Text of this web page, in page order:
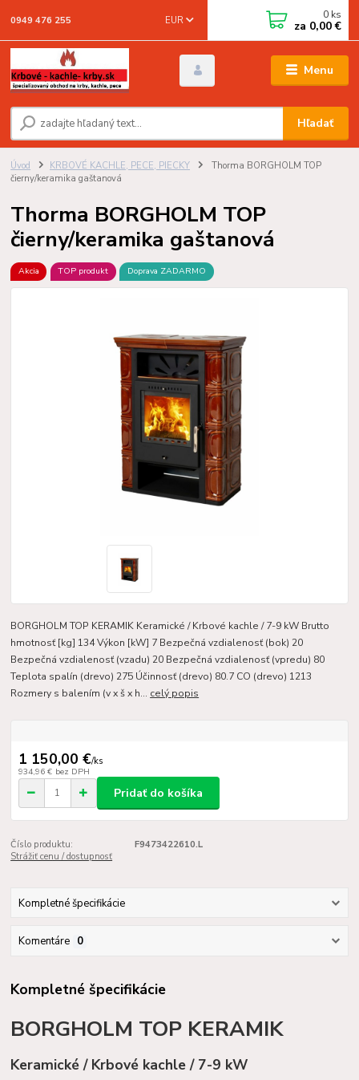
Menu
EUR
Hľadať
0949 476 255 0 ks
za 0,00 €
Úvod KRBOVÉ KACHLE, PECE, PIECKY
Thorma BORGHOLM TOP
čierny/keramika gaštanová
Thorma BORGHOLM TOP
čierny/keramika gaštanová
Akcia TOP produkt Doprava ZADARMO
BORGHOLM TOP KERAMIK Keramické / Krbové kachle / 7-9 kW Brutto
hmotnosť [kg] 134 Výkon [kW] 7 Bezpečná vzdialenosť (bok) 20
Bezpečná vzdialenosť (vzadu) 20 Bezpečná vzdialenosť (vpredu) 80
Teplota spalín (drevo) 275 Účinnosť (drevo) 80.7 CO (drevo) 1213
Rozmery s balením (v x š x h... celý popis
1 150,00 €/ks
934,96 € bez DPH
Pridať do košíka
Číslo produktu:
F9473422610.L
Strážiť cenu / dostupnosť
Kompletné špecifikácie
Komentáre 0
Kompletné špecifikácie
BORGHOLM TOP KERAMIK
Keramické / Krbové kachle / 7-9 kW